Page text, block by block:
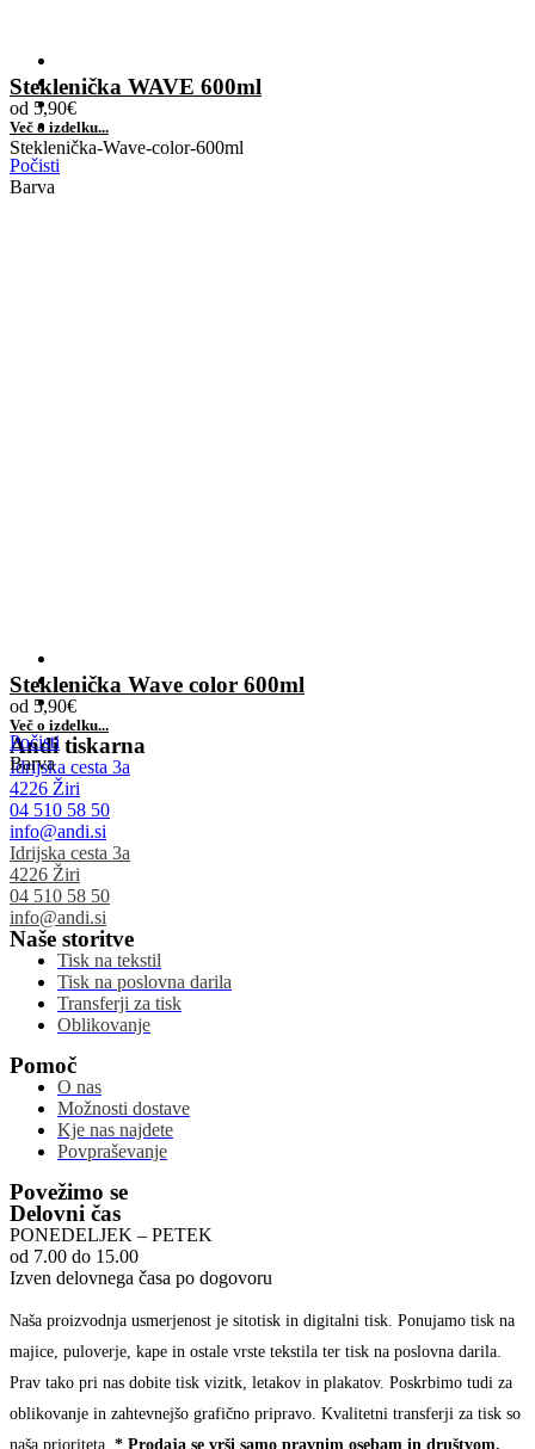
Barva
Počisti
Steklenička WAVE 600ml
od 5,90€
Več o izdelku...
Steklenička-Wave-color-600ml
Barva
Počisti
Steklenička Wave color 600ml
od 5,90€
Več o izdelku...
Andi tiskarna
Idrijska cesta 3a
4226 Žiri
04 510 58 50
info@andi.si
Idrijska cesta 3a
4226 Žiri
04 510 58 50
info@andi.si
Naše storitve
Tisk na tekstil
Tisk na poslovna darila
Transferji za tisk
Oblikovanje
Pomoč
O nas
Možnosti dostave
Kje nas najdete
Povpraševanje
Povežimo se
Delovni čas
PONEDELJEK – PETEK
od 7.00 do 15.00
Izven delovnega časa po dogovoru
Naša proizvodnja usmerjenost je sitotisk in digitalni tisk. Ponujamo tisk na
majice, puloverje, kape in ostale vrste tekstila ter tisk na poslovna darila.
Prav tako pri nas dobite tisk vizitk, letakov in plakatov. Poskrbimo tudi za
oblikovanje in zahtevnejšo grafično pripravo. Kvalitetni transferji za tisk so
naša prioriteta. * Prodaja se vrši samo pravnim osebam in društvom.